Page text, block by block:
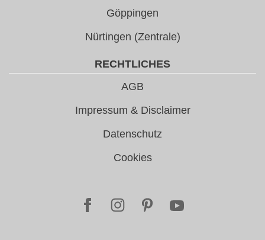
Göppingen
Nürtingen (Zentrale)
RECHTLICHES
AGB
Impressum & Disclaimer
Datenschutz
Cookies